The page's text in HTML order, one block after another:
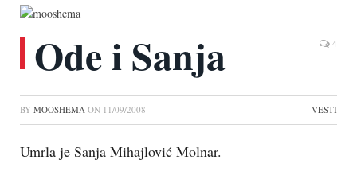
Ode i Sanja 4
BY MOOSHEMA ON 11/09/2008 VESTI
Umrla je Sanja Mihajlović Molnar.